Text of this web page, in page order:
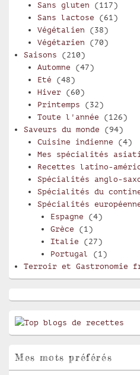
Sans gluten (117)
Sans lactose (61)
Végétalien (38)
Végétarien (70)
Saisons (210)
Automne (47)
Eté (48)
Hiver(60)
Printemps (32)
Toute l'année (126)
Saveurs du monde (94)
Cuisine indienne (4)
Mes spécialités
Recettes latino-
Spécialités anglo-
Spécialités du
Spécialités
Espagne (4)
Grèce (1)
Italie (27)
Portugal
(1)
Terroir et Gastronomie
Mes mots préférés